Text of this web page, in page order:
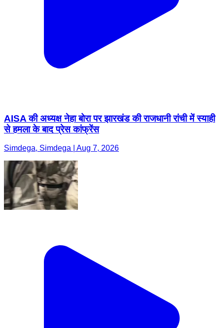
AISA की अध्यक्ष नेहा बोरा पर झारखंड की राजधानी रांची में स्याही
से हमला के बाद प्रेस कांफ्रेंस
Simdega, Simdega | Aug 7, 2026